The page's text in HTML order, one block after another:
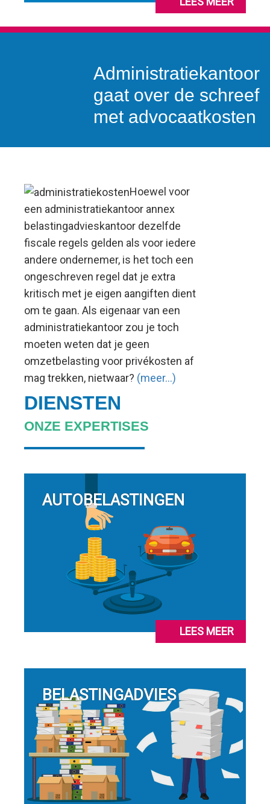
Administratiekantoor
gaat over de schreef
met advocaatkosten
Hoewel voor
een administratiekantoor annex
belastingadvieskantoor dezelfde
fiscale regels gelden als voor iedere
andere ondernemer, is het toch een
ongeschreven regel dat je extra
kritisch met je eigen aangiften dient
om te gaan. Als eigenaar van een
administratiekantoor zou je toch
moeten weten dat je geen
omzetbelasting voor privékosten af
mag trekken, nietwaar? (meer…)
DIENSTEN
ONZE EXPERTISES
AUTOBELASTINGEN
LEES MEER
BELASTINGADVIES